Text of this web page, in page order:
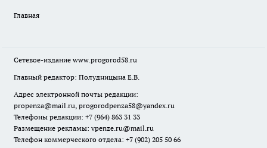
Главная
Сетевое-издание www.progorod58.ru
Главный редактор: Полудницына Е.В.
Адрес электронной почты редакции:
propenza@mail.ru, progorodpenza58@yandex.ru
Телефоны редакции: +7 (964) 863 31 33
Размещение рекламы: vpenze.ru@mail.ru
Телефон коммерческого отдела: +7 (902) 205 50 66